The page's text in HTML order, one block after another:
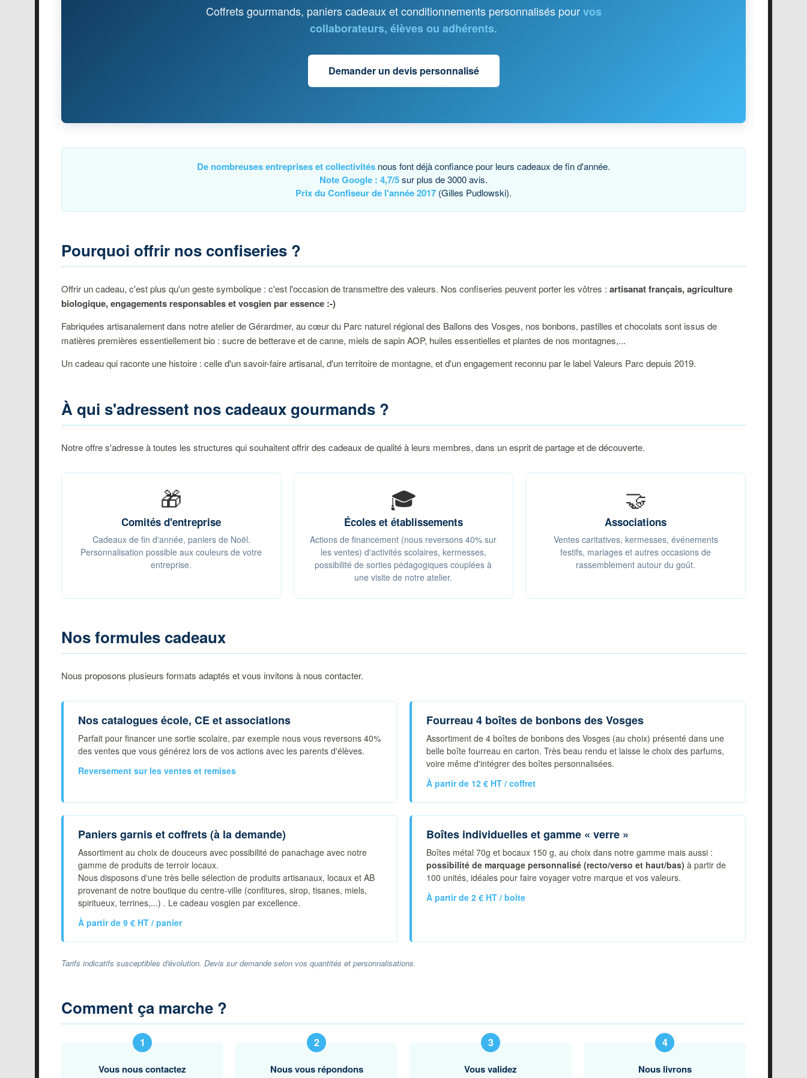
Coffrets gourmands, paniers cadeaux et conditionnements personnalisés pourvos
collaborateurs, élèves ou adhérents.
Demander un devis personnalisé
De nombreuses entreprises et collectivités nous font déjà confiance pour leurs cadeaux de fin d'année.
Note Google : 4,7/5sur plus de 3000 avis.
Prix du Confiseur de l'année 2017 (Gilles Pudlowski).
Pourquoi offrir nos confiseries ?
Offrir un cadeau, c'est plus qu'un geste symbolique : c'est l'occasion de transmettre des valeurs. Nos confiseries peuvent porter les vôtres : artisanat français, agriculture
biologique, engagements responsables et vosgien par essence :-)
Fabriquées artisanalement dans notre atelier de Gérardmer, au cœur du Parc naturel régional des Ballons des Vosges, nos bonbons, pastilles et chocolats sont issus de
matières premières essentiellement bio : sucre de betterave et de canne, miels de sapin AOP, huiles essentielles et plantes de nos montagnes,...
Un cadeau qui raconte une histoire : celle d'un savoir-faire artisanal, d'un territoire de montagne, et d'un engagement reconnu par le label Valeurs Parc depuis 2019.
À qui s'adressent nos cadeaux gourmands ?
Notre offre s'adresse à toutes les structures qui souhaitent offrir des cadeaux de qualité à leurs membres, dans un esprit de partage et de découverte.
🎁
Comités d'entreprise
Cadeaux de fin d'année, paniers de Noël.
Personnalisation possible aux couleurs de votre
entreprise.
🎓
Écoles et établissements
Actions de financement (nous reversons 40% sur
les ventes) d'activités scolaires, kermesses,
possibilité de sorties pédagogiques couplées à
une visite de notre atelier.
🤝
Associations
Ventes caritatives, kermesses, événements
festifs, mariages et autres occasions de
rassemblement autour du goût.
Nos formules cadeaux
Nous proposons plusieurs formats adaptés et vous invitons à nous contacter.
Nos catalogues école, CE et associations
Parfait pour financer une sortie scolaire, par exemple nous vous reversons 40%
des ventes que vous générez lors de vos actions avec les parents d'élèves.
Reversement sur les ventes et remises
Fourreau 4 boîtes de bonbons des Vosges
Assortiment de 4 boîtes de bonbons des Vosges (au choix) présenté dans une
belle boîte fourreau en carton. Très beau rendu et laisse le choix des parfums,
voire même d'intégrer des boîtes personnalisées.
À partir de 12 € HT / coffret
Paniers garnis et coffrets (à la demande)
Assortiment au choix de douceurs avec possibilité de panachage avec notre
gamme de produits de terroir locaux.
Nous disposons d'une très belle sélection de produits artisanaux, locaux et AB
provenant de notre boutique du centre-ville (confitures, sirop, tisanes, miels,
spiritueux, terrines,...) . Le cadeau vosgien par excellence.
À partir de 9 € HT / panier
Boîtes individuelles et gamme « verre »
Boîtes métal 70g et bocaux 150 g, au choix dans notre gamme mais aussi :
possibilité de marquage personnalisé (recto/verso et haut/bas) à partir de
100 unités, idéales pour faire voyager votre marque et vos valeurs.
À partir de 2 € HT / boîte
Tarifs indicatifs susceptibles d'évolution. Devis sur demande selon vos quantités et personnalisations.
Comment ça marche ?
Vous nous contactez Nous vous répondons Vous validez Nous livrons